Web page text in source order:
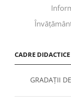
CADRE DIDACTICE
GRADAȚII